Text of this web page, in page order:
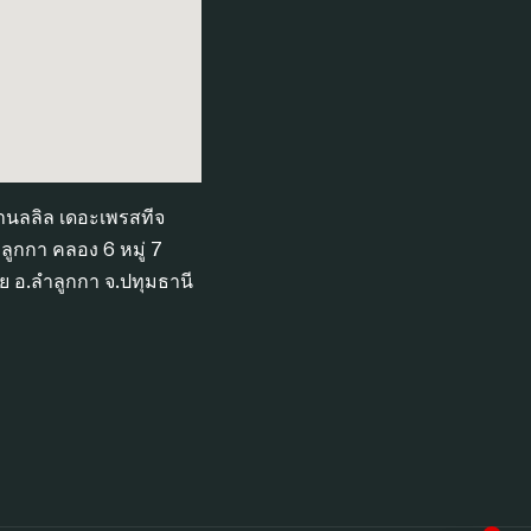
ลลิล เดอะเพรสทีจ
กกา คลอง 6 หมู่ 7
อ.ลำลูกกา จ.ปทุมธานี